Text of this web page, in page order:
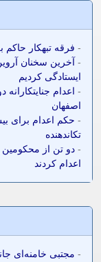
- فرقه تبهکار حاکم
- آخرین سخنان
ایستادگی کردیم
- اعدام
اصفهان
-
تکاندهنده
- دو تن از محکومین
اعدام کردند
- مجتبی خامنه‌ای